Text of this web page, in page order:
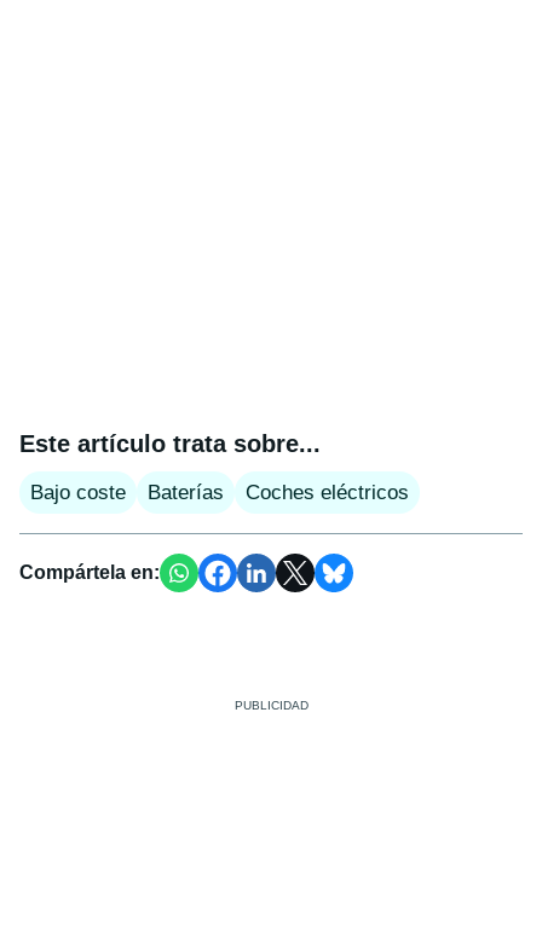
Este artículo trata sobre...
Bajo coste Baterías Coches eléctricos
Compártela en: